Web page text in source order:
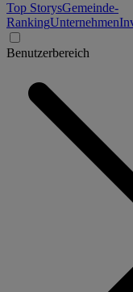
Top StorysGemeinde-
RankingUnternehmen
Benutzerbereich